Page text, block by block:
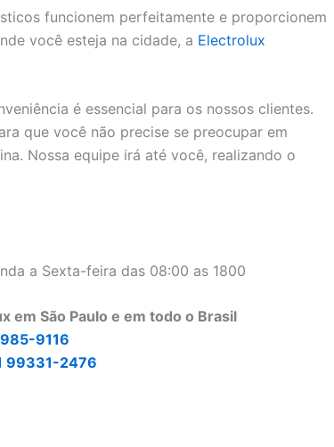
funcionem perfeitamente e proporcionem
você esteja na cidade, a Electrolux
é essencial para os nossos clientes.
que você não precise se preocupar em
Nossa equipe irá até você, realizando o
a Sexta-feira das 08:00 as 1800
em São Paulo e em todo o Brasil
9116
99331-2476